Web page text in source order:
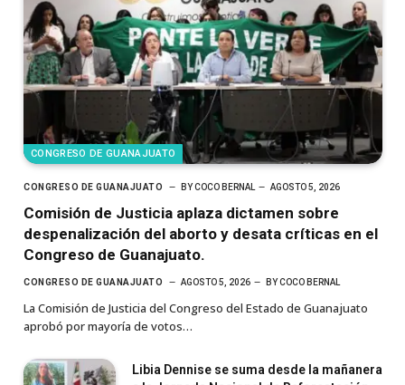
CONGRESO DE GUANAJUATO
CONGRESO DE GUANAJUATO BYCOCO BERNAL AGOSTO 5, 2026
Comisión de Justicia aplaza dictamen sobre
despenalización del aborto y desata críticas en el
Congreso de Guanajuato.
CONGRESO DE GUANAJUATO AGOSTO 5, 2026 BYCOCO BERNAL
La Comisión de Justicia del Congreso del Estado de Guanajuato
aprobó por mayoría de votos…
Libia Dennise se suma desde la mañanera